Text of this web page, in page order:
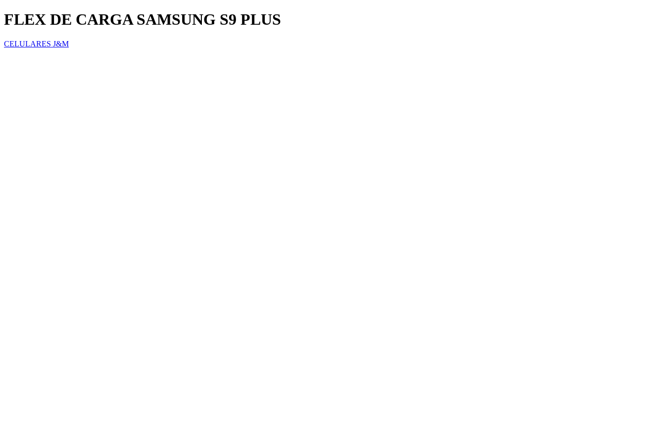
FLEX DE CARGA SAMSUNG S9 PLUS
CELULARES J&M